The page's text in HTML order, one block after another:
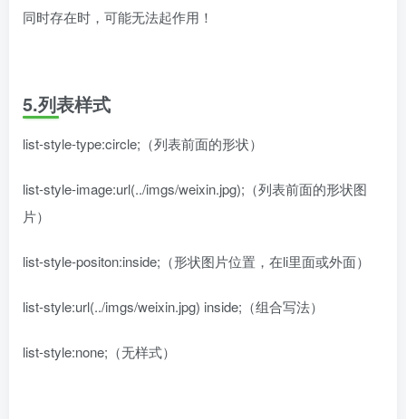
同时存在时，可能无法起作用！
5.列表样式
list-style-type:circle;（列表前面的形状）
list-style-image:url(../imgs/weixin.jpg);（列表前面的形状图
片）
list-style-positon:inside;（形状图片位置，在li里面或外面）
list-style:url(../imgs/weixin.jpg) inside;（组合写法）
list-style:none;（无样式）